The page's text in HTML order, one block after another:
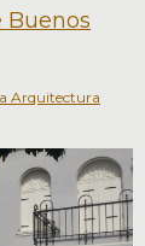
Buenos
Arquitectura